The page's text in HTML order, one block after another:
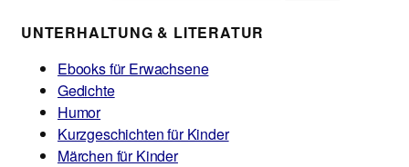
UNTERHALTUNG & LITERATUR
Ebooks für Erwachsene
Gedichte
Humor
Kurzgeschichten für Kinder
Märchen für Kinder